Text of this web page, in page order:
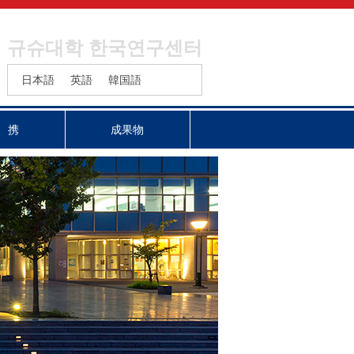
규슈대학 한국연구센터
日本語 英語 韓国語
携 成果物